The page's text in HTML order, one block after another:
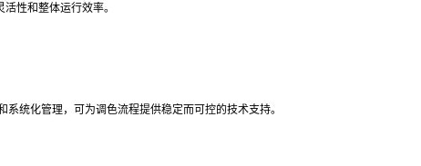
性和整体运行效率。
统化管理，可为调色流程提供稳定而可控的技术支持。